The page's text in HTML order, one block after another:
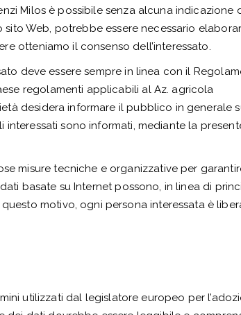
Milos è possibile senza alcuna indicazione
Web, potrebbe essere necessario
otteniamo il consenso dell’interessato.
deve essere sempre in linea con il
regolamenti applicabili al Az. agricola
desidera informare il pubblico in generale
sono informati, mediante la
misure tecniche e organizzative per
basate su Internet possono, in linea di
motivo, ogni persona interessata è
utilizzati dal legislatore europeo per